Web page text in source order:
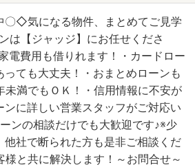
〇◇気になる物件、まとめてご見学
は【ジャッジ】にお任せくださ
電費用も借りれます！・カードロー
っても大丈夫！・おまとめローンも
未満でもＯＫ！・信用情報に不安が
ンに詳しい営業スタッフがご対応い
ンの相談だけでも大歓迎です♪※少
他社で断られた方も是非ご相談くだ
様と共に解決します！～お問合せ～